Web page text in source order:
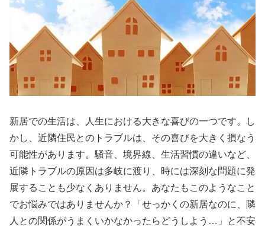
新居での生活は、人生における大きな喜びの一つです。し
かし、近隣住民とのトラブルは、その喜びを大きく損なう
可能性があります。騒音、境界線、生活習慣の違いなど、
近隣トラブルの原因は多岐に渡り、時には深刻な問題に発
展することも少なくありません。あなたもこのようなこと
でお悩みではありませんか？「せっかくの新居なのに、隣
人との関係がうまくいかなかったらどうしよう…」と不安